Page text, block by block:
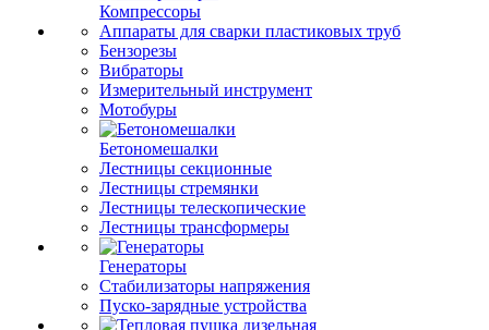
Компрессоры
Аппараты для сварки пластиковых труб
Бензорезы
Вибраторы
Измерительный инструмент
Мотобуры
Бетономешалки
Лестницы секционные
Лестницы стремянки
Лестницы телескопические
Лестницы трансформеры
Генераторы
Стабилизаторы напряжения
Пуско-зарядные устройства